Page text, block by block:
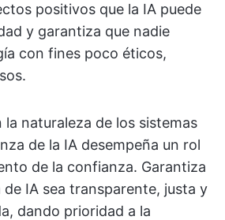
positivos que la IA puede
y garantiza que nadie
con fines poco éticos,
naturaleza de los sistemas
de la IA desempeña un rol
de la confianza. Garantiza
IA sea transparente, justa y
dando prioridad a la